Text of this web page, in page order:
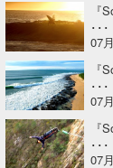
『
･･･
07
『
･･･
07
『
･･･
07
大野”MAR”
喜納海人
H
KID
KOBU
KY
MIN